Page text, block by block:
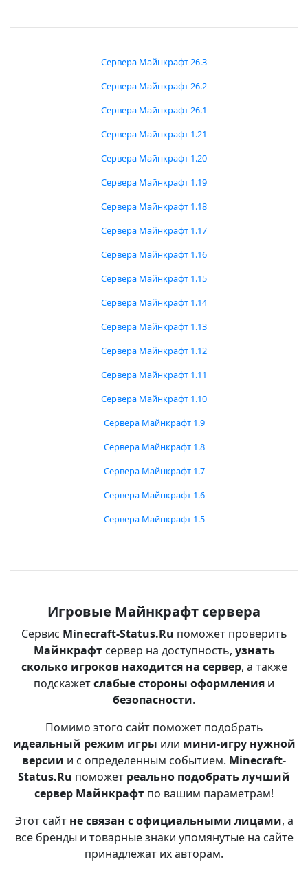
Сервера Майнкрафт 26.3
Сервера Майнкрафт 26.2
Сервера Майнкрафт 26.1
Сервера Майнкрафт 1.21
Сервера Майнкрафт 1.20
Сервера Майнкрафт 1.19
Сервера Майнкрафт 1.18
Сервера Майнкрафт 1.17
Сервера Майнкрафт 1.16
Сервера Майнкрафт 1.15
Сервера Майнкрафт 1.14
Сервера Майнкрафт 1.13
Сервера Майнкрафт 1.12
Сервера Майнкрафт 1.11
Сервера Майнкрафт 1.10
Сервера Майнкрафт 1.9
Сервера Майнкрафт 1.8
Сервера Майнкрафт 1.7
Сервера Майнкрафт 1.6
Сервера Майнкрафт 1.5
Игровые Майнкрафт сервера
Сервис Minecraft-Status.Ru поможет проверить
Майнкрафтсервер на доступность, узнать
сколько игроков находится на сервер, а также
подскажетслабые стороны оформления и
безопасности.
Помимо этого сайт поможет подобрать
идеальный режим игры или мини-игру нужной
версии и с определенным событием. Minecraft-
Status.Ru поможет реально подобрать лучший
сервер Майнкрафт по вашим параметрам!
Этот сайт не связан с официальными лицами, а
все бренды и товарные знаки упомянутые на сайте
принадлежат их авторам.